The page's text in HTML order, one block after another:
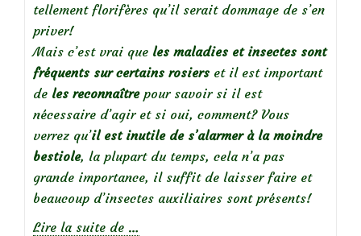
tellement florifères qu’il serait dommage de s’en
priver!
Mais c’est vrai que les maladies et insectes sont
fréquents sur certains rosiers et il est important
de les reconnaîtrepour savoir si il est
nécessaire d’agir et si oui, comment? Vous
verrez qu’il est inutile de s’alarmer à la moindre
bestiole, la plupart du temps, cela n’a pas
grande importance, il suffit de laisser faire et
beaucoup d’insectes auxiliaires sont présents!
Lire la suite de …